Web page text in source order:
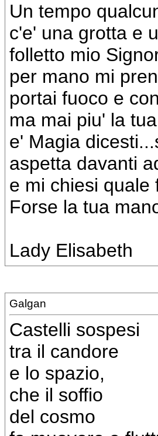
Un tempo
c'e' una grotta e
folletto mio
per mano mi
portai fuoco e
ma mai piu' la
e' Magia
aspetta davanti
e mi chiesi quale
Forse la tua
Lady Elisabeth
Galgan
Castelli sospesi
tra il candore
e lo spazio,
che il soffio
del cosmo